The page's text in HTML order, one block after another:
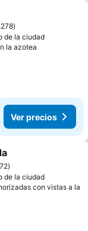
de la ciudad
la azotea
Ver precios
de la ciudad
con vistas a la